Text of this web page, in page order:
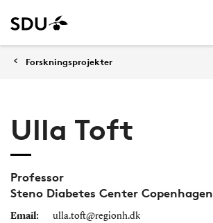
Forskningsprojekter
Ulla Toft
Professor
Steno Diabetes Center Copenhagen
Email: ulla.toft@regionh.dk